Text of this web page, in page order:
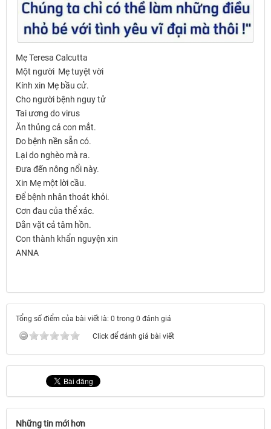
Mẹ Teresa Calcutta
Một người Mẹ tuyệt vời
Kính xin Mẹ bầu cử.
Cho người bệnh nguy tử
Tai ương do virus
Ăn thủng cả con mắt.
Do bệnh nền sẵn có.
Lại do nghèo mà ra.
Đưa đến nông nổi này.
Xin Mẹ một lời cầu.
Để bệnh nhân thoát khỏi.
Cơn đau của thể xác.
Dằn vặt cả tâm hồn.
Con thành khẩn nguyện xin
ANNA
Tổng số điểm của bài viết là: 0 trong 0 đánh giá
Click để đánh giá bài viết
Những tin mới hơn